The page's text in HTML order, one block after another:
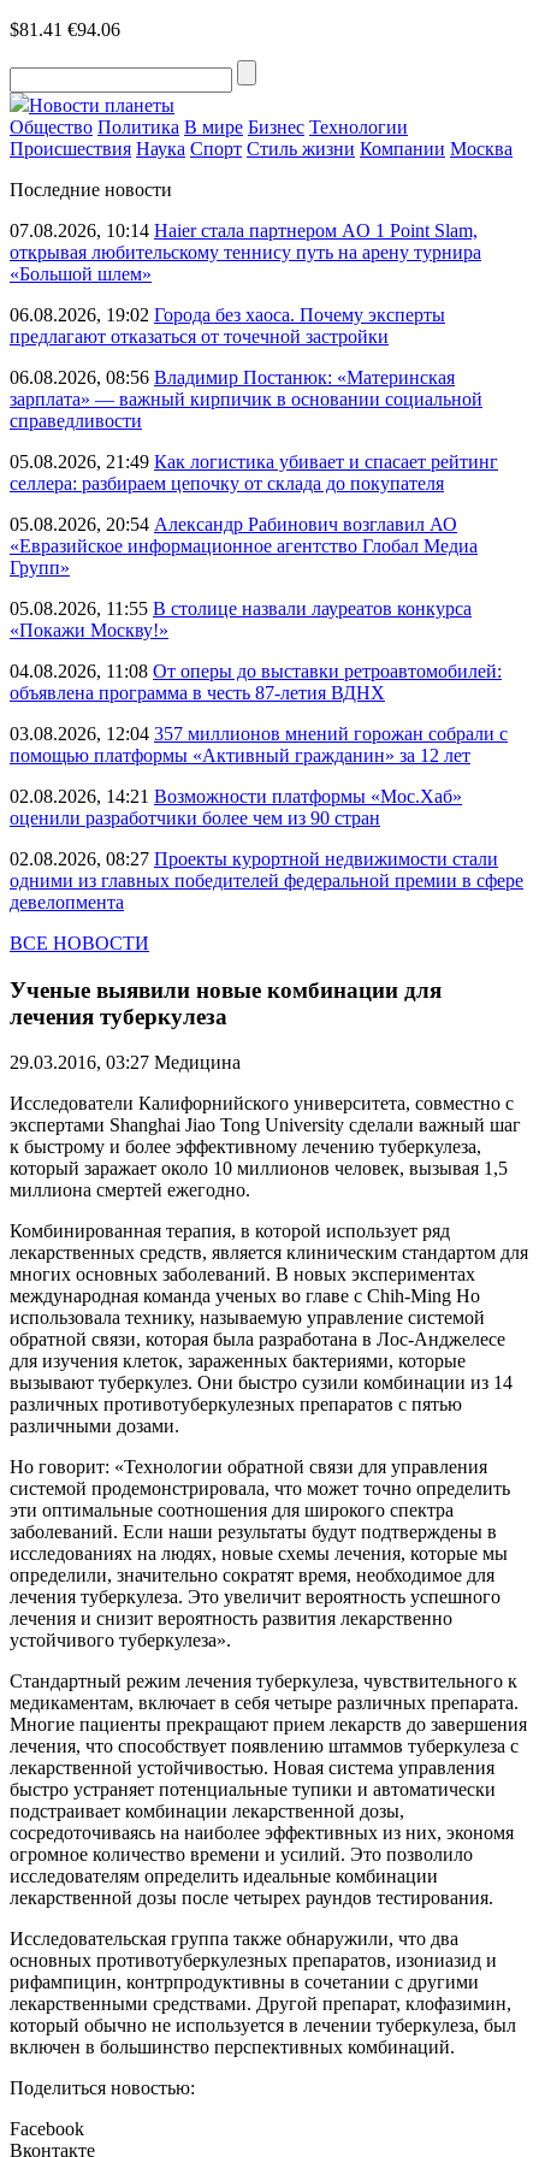
$81.41 €94.06
Новости планеты
Общество Политика В мире Бизнес Технологии
Происшествия Наука Спорт Стиль жизни Компании Москва
Последние новости
07.08.2026, 10:14 Haier стала партнером AO 1 Point Slam,
открывая любительскому теннису путь на арену турнира
«Большой шлем»
06.08.2026, 19:02 Города без хаоса. Почему эксперты
предлагают отказаться от точечной застройки
06.08.2026, 08:56 Владимир Постанюк: «Материнская
зарплата» — важный кирпичик в основании социальной
справедливости
05.08.2026, 21:49 Как логистика убивает и спасает рейтинг
селлера: разбираем цепочку от склада до покупателя
05.08.2026, 20:54 Александр Рабинович возглавил АО
«Евразийское информационное агентство Глобал Медиа
Групп»
05.08.2026, 11:55 В столице назвали лауреатов конкурса
«Покажи Москву!»
04.08.2026, 11:08 От оперы до выставки ретроавтомобилей:
объявлена программа в честь 87-летия ВДНХ
03.08.2026, 12:04 357 миллионов мнений горожан собрали с
помощью платформы «Активный гражданин» за 12 лет
02.08.2026, 14:21 Возможности платформы «Мос.Хаб»
оценили разработчики более чем из 90 стран
02.08.2026, 08:27 Проекты курортной недвижимости стали
одними из главных победителей федеральной премии в сфере
девелопмента
ВСЕ НОВОСТИ
Ученые выявили новые комбинации для
лечения туберкулеза
29.03.2016, 03:27 Медицина
Исследователи Калифорнийского университета, совместно с
экспертами Shanghai Jiao Tong University сделали важный шаг
к быстрому и более эффективному лечению туберкулеза,
который заражает около 10 миллионов человек, вызывая 1,5
миллиона смертей ежегодно.
Комбинированная терапия, в которой использует ряд
лекарственных средств, является клиническим стандартом для
многих основных заболеваний. В новых экспериментах
международная команда ученых во главе с Chih-Ming Ho
использовала технику, называемую управление системой
обратной связи, которая была разработана в Лос-Анджелесе
для изучения клеток, зараженных бактериями, которые
вызывают туберкулез. Они быстро сузили комбинации из 14
различных противотуберкулезных препаратов с пятью
различными дозами.
Ho говорит: «Технологии обратной связи для управления
системой продемонстрировала, что может точно определить
эти оптимальные соотношения для широкого спектра
заболеваний. Если наши результаты будут подтверждены в
исследованиях на людях, новые схемы лечения, которые мы
определили, значительно сократят время, необходимое для
лечения туберкулеза. Это увеличит вероятность успешного
лечения и снизит вероятность развития лекарственно
устойчивого туберкулеза».
Стандартный режим лечения туберкулеза, чувствительного к
медикаментам, включает в себя четыре различных препарата.
Многие пациенты прекращают прием лекарств до завершения
лечения, что способствует появлению штаммов туберкулеза с
лекарственной устойчивостью. Новая система управления
быстро устраняет потенциальные тупики и автоматически
подстраивает комбинации лекарственной дозы,
сосредоточиваясь на наиболее эффективных из них, экономя
огромное количество времени и усилий. Это позволило
исследователям определить идеальные комбинации
лекарственной дозы после четырех раундов тестирования.
Исследовательская группа также обнаружили, что два
основных противотуберкулезных препаратов, изониазид и
рифампицин, контрпродуктивны в сочетании с другими
лекарственными средствами. Другой препарат, клофазимин,
который обычно не используется в лечении туберкулеза, был
включен в большинство перспективных комбинаций.
Поделиться новостью:
Facebook
Вконтакте